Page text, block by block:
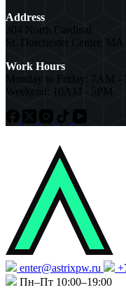
Address
304 North Cardinal
St. Dorchester Center, MA
Work Hours
Monday to Friday: 7AM -
Weekend: 10AM - 5PM
enter@astrixpw.ru
Пн–Пт 10:00–19:00